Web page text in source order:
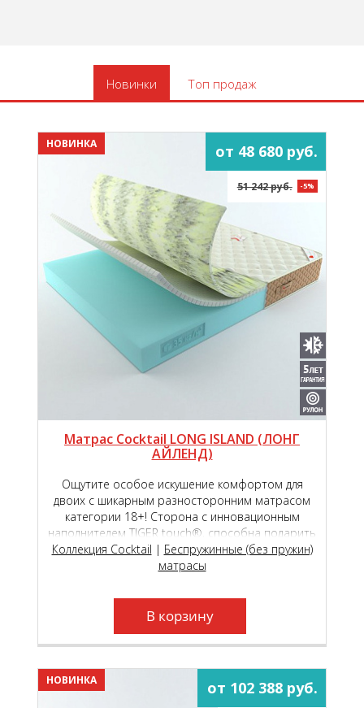
Новинки Топ продаж
НОВИНКА от 48 680 руб.
51 242 руб. -5%
Матрас Cocktail LONG ISLAND (ЛОНГ
АЙЛЕНД)
Ощутите особое искушение комфортом для
двоих с шикарным разносторонним матрасом
категории 18+! Сторона с инновационным
наполнителем TIGER touch®, способна подарить
чувство исключительной комфортности,
обеспечивая вашу пару непревзойдённым
Коллекция Cocktail | Беспружинные (без пружин)
матрасы
В корзину
НОВИНКА от 102 388 руб.